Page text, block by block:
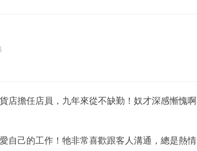
店擔任店員，九年來從不缺勤！奴才深感慚愧啊
自己的工作！牠非常喜歡跟客人溝通，總是熱情